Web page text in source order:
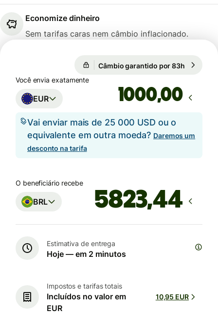
Economize dinheiro
Sem tarifas caras nem câmbio inflacionado.
Câmbio garantido por 83h
Você envia exatamente
EUR ,00
Vai enviar mais de 25 000 USD ou o
equivalente em outra moeda? Daremos um
desconto na tarifa
O beneficiário recebe
BRL
Estimativa de entrega
Hoje — em 2 minutos
Impostos e tarifas totais
Incluídos no valor em
EUR
10,95 EUR